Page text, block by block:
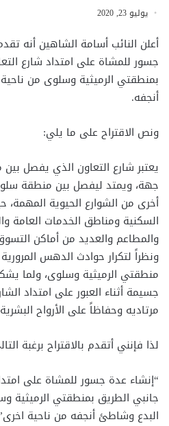
يوليو 23, 2020
أعلن النائب أسامة الشاهين أنه
جسور للمشاة على امتداد شارع
بمنطقتي الرميثية وسلوى من
أنجفه.
ونص الاقتراح على ما يلي:
يعتبر شارع التعاون الذي يفصل
جهة، ويمتد ليفصل بين منطقة
أخرى من الشوارع الحيوية المهمة،
السكنية ومناطق الخدمات العامة
والمطاعم والعديد من أماكن
ونظراً لتكرار حوادث الدهس
منطقتي الرميثية وسلوى، ولما
جسيمة أثناء العبور على امتداد
مرتاديه وحفاظاً على الأرواح
لذا فإنني أتقدم بالاقتراح برغبة
“إنشاء عدة جسور للمشاة على
جانبي الطريق بمنطقتي الرميثية
البدع وشاطئ أنجفه من ناحية